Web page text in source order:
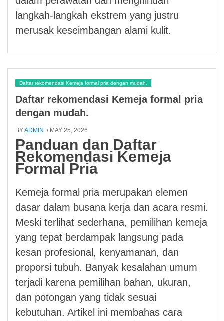
langkah-langkah ekstrem yang justru
merusak keseimbangan alami kulit.
Daftar rekomendasi Kemeja formal pria dengan mudah.
Daftar rekomendasi Kemeja formal pria
dengan mudah.
BYADMIN / MAY 25, 2026
Panduan dan Daftar
Rekomendasi Kemeja
Formal Pria
Kemeja formal pria merupakan elemen
dasar dalam busana kerja dan acara resmi.
Meski terlihat sederhana, pemilihan kemeja
yang tepat berdampak langsung pada
kesan profesional, kenyamanan, dan
proporsi tubuh. Banyak kesalahan umum
terjadi karena pemilihan bahan, ukuran,
dan potongan yang tidak sesuai
kebutuhan. Artikel ini membahas cara